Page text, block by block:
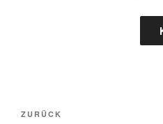
Beitragsnavigation
Vorheriger
ZURÜCK